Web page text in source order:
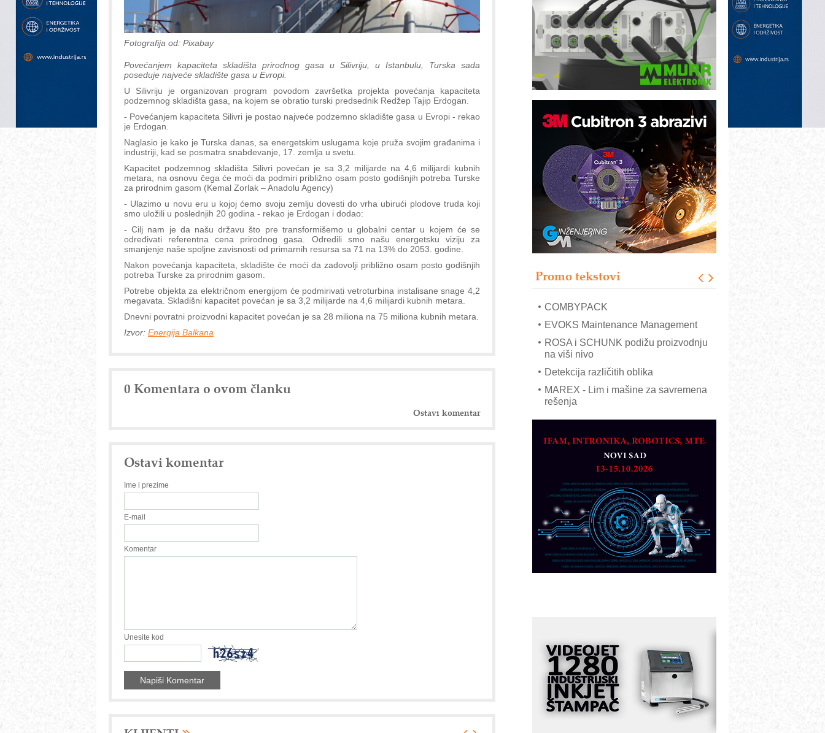
Fotografija od: Pixabay
Povećanjem kapaciteta skladišta prirodnog gasa u Silivriju, u Istanbulu, Turska sada
poseduje najveće skladište gasa u Evropi.
U Silivriju je organizovan program povodom završetka projekta povećanja kapaciteta
podzemnog skladišta gasa, na kojem se obratio turski predsednik Redžep Tajip Erdogan.
- Povećanjem kapaciteta Silivri je postao najveće podzemno skladište gasa u Evropi - rekao
je Erdogan.
Naglasio je kako je Turska danas, sa energetskim uslugama koje pruža svojim građanima i
industriji, kad se posmatra snabdevanje, 17. zemlja u svetu.
Kapacitet podzemnog skladišta Silivri povećan je sa 3,2 milijarde na 4,6 milijardi kubnih
metara, na osnovu čega će moći da podmiri približno osam posto godišnjih potreba Turske
za prirodnim gasom (Kemal Zorlak – Anadolu Agency)
- Ulazimo u novu eru u kojoj ćemo svoju zemlju dovesti do vrha ubirući plodove truda koji
smo uložili u poslednjih 20 godina - rekao je Erdogan i dodao:
- Cilj nam je da našu državu što pre transformišemo u globalni centar u kojem će se
određivati referentna cena prirodnog gasa. Odredili smo našu energetsku viziju za
smanjenje naše spoljne zavisnosti od primarnih resursa sa 71 na 13% do 2053. godine.
Nakon povećanja kapaciteta, skladište će moći da zadovolji približno osam posto godišnjih
potreba Turske za prirodnim gasom.
Potrebe objekta za električnom energijom će podmirivati vetroturbina instalisane snage 4,2
megavata. Skladišni kapacitet povećan je sa 3,2 milijarde na 4,6 milijardi kubnih metara.
Dnevni povratni proizvodni kapacitet povećan je sa 28 miliona na 75 miliona kubnih metara.
Izvor: Energija Balkana
0 Komentara o ovom članku
Ostavi komentar
Ostavi komentar
Ime i prezime
E-mail
Komentar
Unesite kod
Promo tekstovi
Bezbednost na prvom mestu!
IB BLUMENAUER - više od 40 godina
poverenja u industriji
RMQ-TITAN ADVANCED INDICATOR
– Pametna signalizacija za efikasnije
upravljanje mašinama
Sigurnije ispitivanje transformatora u
solarnim elektranama i vetroparkovima
Pranje točkova na gradilištu- standard
modernog i odgovornog građenja
mrežnog pretvarača sa tečnim
COMBYPACK
EVOKS Maintenance Management
ROSA i SCHUNK podižu proizvodnju
na viši nivo
Detekcija različitih oblika
MAREX - Lim i mašine za savremena
rešenja
Marcom-plast d.o.o.- vaš pouzdan
CTO - Prilagodite svoju toplinsku
PLC AKYTEC
AUKOM: Svetski standard metrologije
dostupan u Srbiji
MOTOMAN – NEXT-Robotika vođena
veštačkom inteligencijom
I.SAFE MOBILE revolucioniše
savremene industrijske i logističke
objekte
Alba d.o.o. – 35 godina preciznosti u
metrologiji i pametnim dozirnim
rešenjima
IBeRTIM - oprema za ispitivanje